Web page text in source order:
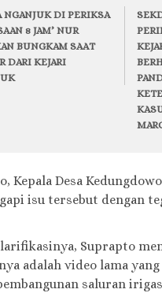
NGANJUK DI PERIKSA
8 JAM’ NUR
BUNGKAM SAAT
DARI KEJARI
Kepala Desa
isu tersebut dengan
Suprapto
adalah video lama
saluran